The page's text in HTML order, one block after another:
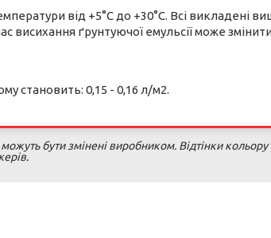
від +5°С до +30°С. Всі викладені
висихання ґрунтуючої емульсії може
становить: 0,15 - 0,16 л/м2.
бути змінені виробником. Відтінки